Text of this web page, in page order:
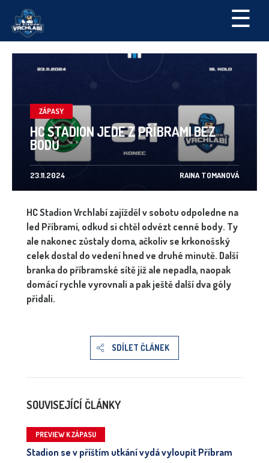
☰
ZÁPASY
HC STADION JEDE Z PŘÍBRAMI BEZ
BODŮ
23.11.2024 RAINA TOMANOVÁ
HC Stadion Vrchlabí zajížděl v sobotu odpoledne na
led Příbrami, odkud si chtěl odvézt cenné body. Ty
ale nakonec zůstaly doma, ačkoliv se krkonošský
celek dostal do vedení hned ve druhé minutě. Další
branka do příbramské sítě již ale nepadla, naopak
domácí rychle vyrovnali a pak ještě další dva góly
přidali.
SDÍLET ČLÁNEK
SOUVISEJÍCÍ ČLÁNKY
PREVIEW K ZÁPASU
Stadion se v příštím utkání vydá vyloupit Příbram